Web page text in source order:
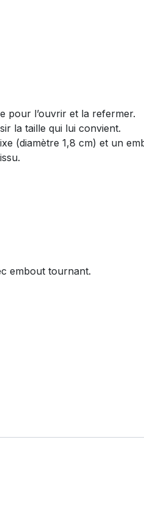
pour l’ouvrir et la refermer.
la taille qui lui convient.
(diamètre 1,8 cm) et un
embout tournant.